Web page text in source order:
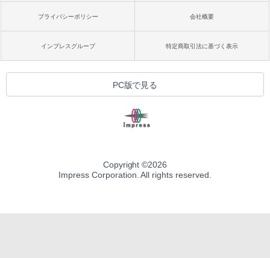
プライバシーポリシー 会社概要
インプレスグループ 特定商取引法に基づく表示
PC版で見る
Copyright ©2026
Impress Corporation. All rights reserved.